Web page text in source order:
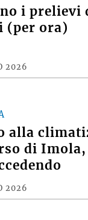
i prelievi
(per ora)
2026
alla
di
2026